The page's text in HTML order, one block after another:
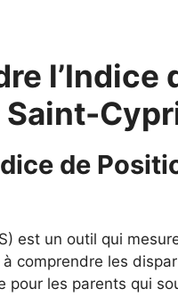
l’Indice
Saint-
de
est un outil qui
comprendre les
pour les parents qui